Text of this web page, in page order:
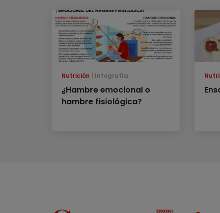
Nutrición Infografía
¿Hambre emocional o
hambre fisiológica?